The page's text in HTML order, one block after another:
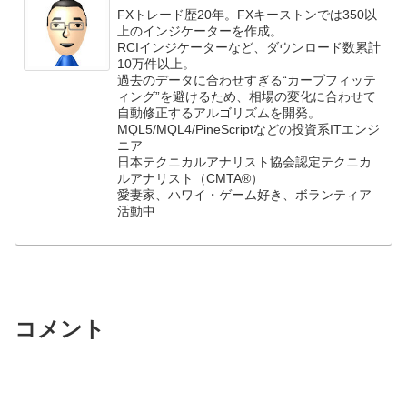
FXトレード歴20年。FXキーストンでは350以
上のインジケーターを作成。
RCIインジケーターなど、ダウンロード数累計
10万件以上。
過去のデータに合わせすぎる“カーブフィッテ
ィング”を避けるため、相場の変化に合わせて
自動修正するアルゴリズムを開発。
MQL5/MQL4/PineScriptなどの投資系ITエンジ
ニア
日本テクニカルアナリスト協会認定テクニカ
ルアナリスト（CMTA®）
愛妻家、ハワイ・ゲーム好き、ボランティア
活動中
コメント